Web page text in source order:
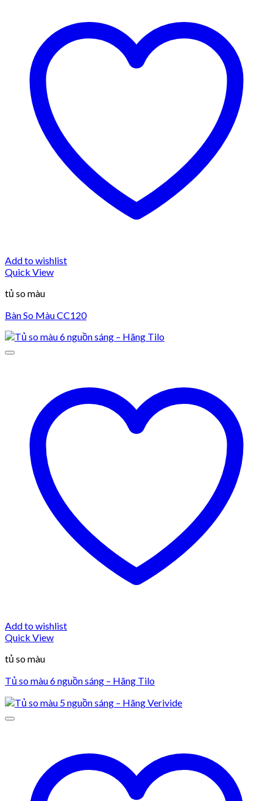
Add to wishlist
Quick View
tủ so màu
Bàn So Màu CC120
Add to wishlist
Quick View
tủ so màu
Tủ so màu 6 nguồn sáng – Hãng Tilo